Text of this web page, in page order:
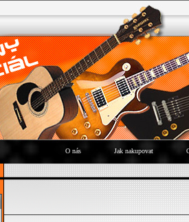
O nás Jak nakupovat